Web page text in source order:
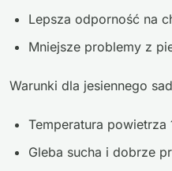
Lepsza odporność na
Mniejsze problemy z
Warunki dla jesiennego
Temperatura powietrza
Gleba sucha i dobrze